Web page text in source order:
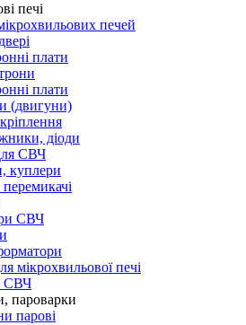
печі
печей
плати
плати
(двигуни)
діоди
СВЧ
куплери
СВЧ
мікрохвильової печі
СВЧ
пароварки
парові